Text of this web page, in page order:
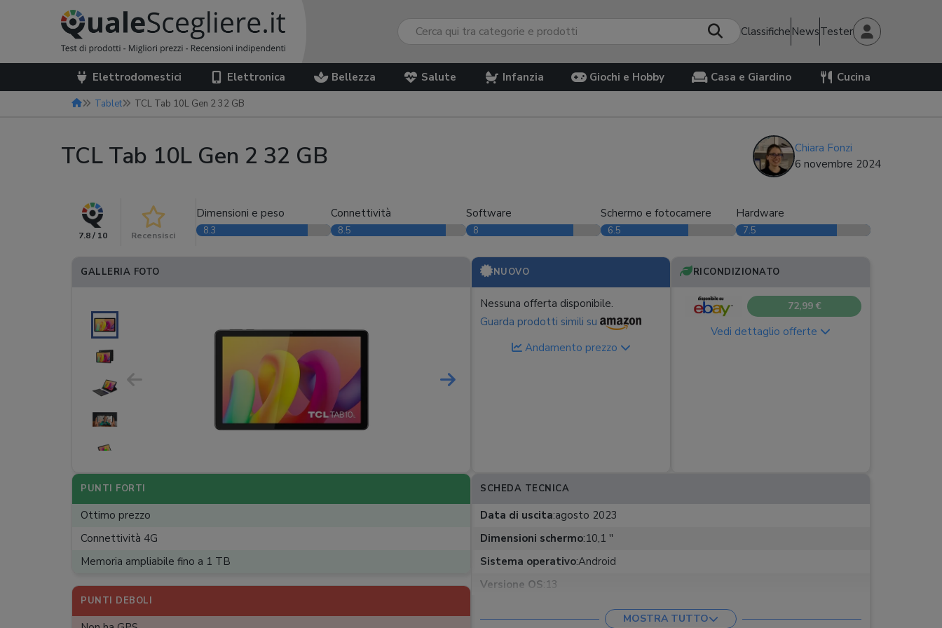
Classifiche NewsTester
Elettrodomestici Elettronica Bellezza Salute Infanzia Giochi e Hobby Casa e Giardino Cucina
Tablet TCL Tab 10L Gen 2 32 GB
TCL Tab 10L Gen 2 32 GB
Chiara Fonzi
6 novembre 2024
7.8 / 10 Recensisci
Dimensioni e peso
8.3
Connettività
8.5
Software
8
Schermo e fotocamere
6.5
Hardware
7.5
GALLERIA FOTO NUOVO
Nessuna offerta disponibile.
Guarda prodotti simili su
Andamento prezzo
RICONDIZIONATO
72,99 €
Vedi dettaglio offerte
SCHEDA TECNICA
Data di uscita:agosto 2023
Dimensioni schermo:10,1 ''
Sistema operativo:Android
Versione OS: 13
MOSTRA TUTTO
PUNTI FORTI
Ottimo prezzo
Connettività 4G
Memoria ampliabile fino a 1 TB
PUNTI DEBOLI